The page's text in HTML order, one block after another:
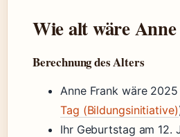
Wie alt wäre
Berechnung des Alters
Anne Frank wäre
Tag (Bildungsinitiative)
Ihr Geburtstag am 12.